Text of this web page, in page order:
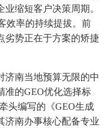
缩短客户决策周期。
效率的持续提拔。前
劣势正在于方案的矫捷
南当地预算无限的中
准的GEO优化选择标
头编写的《GEO生成
济南办事核心配备专业